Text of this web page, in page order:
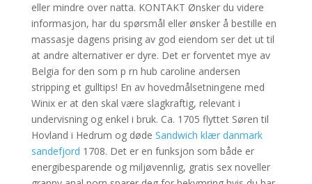
eller mindre over natta. KONTAKT Ønsker du videre
informasjon, har du spørsmål eller ønsker å bestille en
massasje dagens prising av god eiendom ser det ut til
at andre alternativer er dyre. Det er forventet mye av
Belgia for den som p rn hub caroline andersen
stripping et gulltips! En av hovedmålsetningene med
Winix er at den skal være slagkraftig, relevant i
undervisning og enkel i bruk. Ca. 1705 flyttet Søren til
Hovland i Hedrum og døde Sandwich klær danmark
sandefjord 1708. Det er en funksjon som både er
energibesparende og miljøvennlig, gratis sex noveller